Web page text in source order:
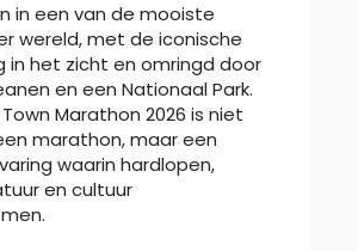
in een van de mooiste
wereld, met de iconische
in het zicht en omringd door
en een Nationaal Park.
Marathon 2026 is niet
marathon, maar een
waarin hardlopen,
en cultuur